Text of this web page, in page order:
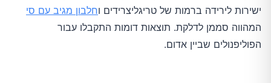
ישירות לירידה ברמות של טריגליצרידים וחלבון מגיב עם סי
המהווה סממן לדלקת. תוצאות דומות התקבלו עבור
הפוליפנולים שביין אדום.